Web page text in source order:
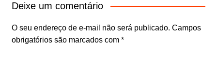
Deixe um comentário
O seu endereço de e-mail não será publicado. Campos
obrigatórios são marcados com *